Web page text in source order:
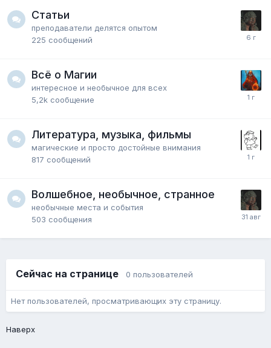
Статьи
преподаватели делятся опытом
225 сообщений
Всё о Магии
интересное и необычное для всех
5,2k сообщение
Литература, музыка, фильмы
магические и просто достойные внимания
817 сообщений
Волшебное, необычное, странное
необычные места и события
503 сообщения
Сейчас на странице 0 пользователей
Нет пользователей, просматривающих эту страницу.
Наверх